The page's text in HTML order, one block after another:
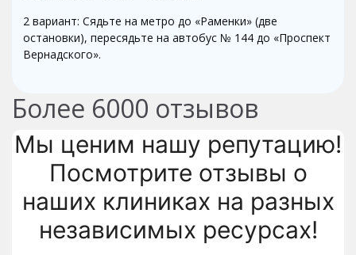
2 вариант: Сядьте на метро до «Раменки» (две
остановки), пересядьте на автобус № 144 до «Проспект
Вернадского».
Более 6000 отзывов
Мы ценим нашу репутацию!
Посмотрите отзывы о
наших клиниках на разных
независимых ресурсах!